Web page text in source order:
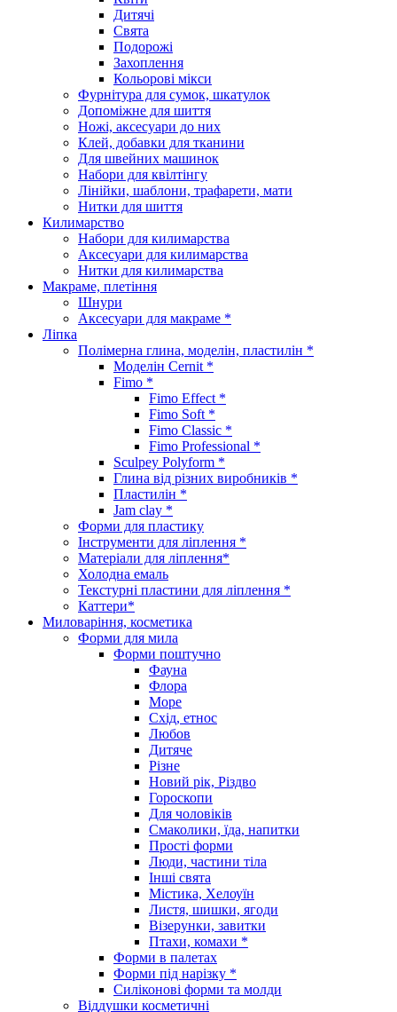
Дитячі
Свята
Подорожі
Захоплення
Кольорові мікси
Фурнітура для сумок, шкатулок
Допоміжне для шиття
Ножі, аксесуари до них
Клей, добавки для тканини
Для швейних машинок
Набори для квілтінгу
Лінійки, шаблони, трафарети, мати
Нитки для шиття
Килимарство
Набори для килимарства
Аксесуари для килимарства
Нитки для килимарства
Макраме, плетіння
Шнури
Аксесуари для макраме *
Ліпка
Полімерна глина, моделін, пластилін *
Моделін Cernit *
Fimo *
Fimo Effect *
Fimo Soft *
Fimo Classic *
Fimo Professional *
Sculpey Polyform *
Глина від різних виробників *
Пластилін *
Jam clay *
Форми для пластику
Інструменти для ліплення *
Матеріали для ліплення*
Холодна емаль
Текстурні пластини для ліплення *
Каттери*
Миловаріння, косметика
Форми для мила
Форми поштучно
Фауна
Флора
Море
Схід, етнос
Любов
Дитяче
Різне
Новий рік, Різдво
Гороскопи
Для чоловіків
Смаколики, їда, напитки
Прості форми
Люди, частини тіла
Інші свята
Містика, Хелоуїн
Листя, шишки, ягоди
Візерунки, завитки
Птахи, комахи *
Форми в палетах
Форми під нарізку *
Силіконові форми та молди
Віддушки косметичні